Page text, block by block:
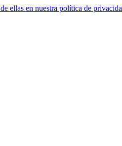
ellas en nuestra política de